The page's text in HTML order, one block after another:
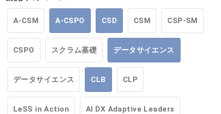
A-CSM A-CSPO CSD CSM CSP-SM
CSPO スクラム基礎 データサイエンス
データサイエンス CLB CLP
LeSS in Action AI DX Adaptive Leaders